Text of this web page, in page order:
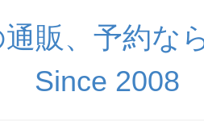
販、予約な
Since 2008